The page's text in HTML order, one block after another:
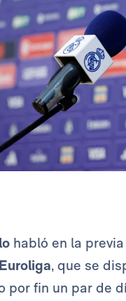
habló en la
Euroliga, que se
por fin un par de